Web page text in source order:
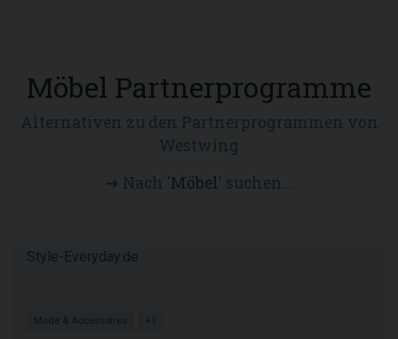
Möbel Partnerprogramme
Möbel
Style-Everyday.de
Mode & Accessoires +1